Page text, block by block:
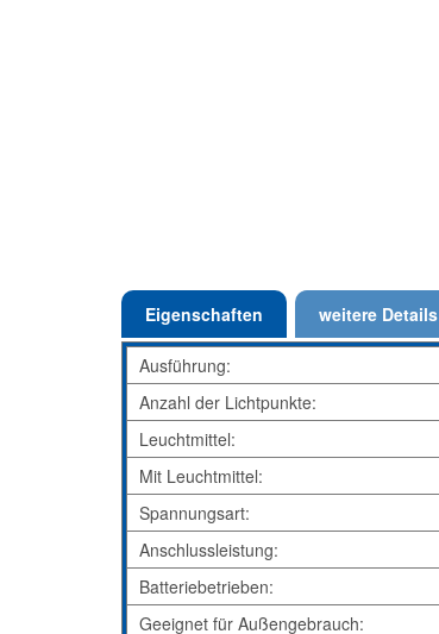
Eigenschaften weitere Details
Ausführung:
Anzahl der Lichtpunkte:
Leuchtmittel:
Mit Leuchtmittel:
Spannungsart:
Anschlussleistung:
Batteriebetrieben:
Geeignet für Außengebrauch: